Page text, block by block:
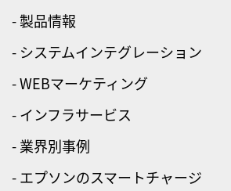
- 製品情報
- システムインテグレーション
- WEBマーケティング
- インフラサービス
- 業界別事例
- エプソンのスマートチャージ